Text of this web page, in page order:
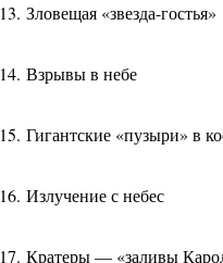
13. Зловещая «звезда-гостья»
14. Взрывы в небе
15. Гигантские «пузыри» в
16. Излучение с небес
17. Кратеры — «заливы